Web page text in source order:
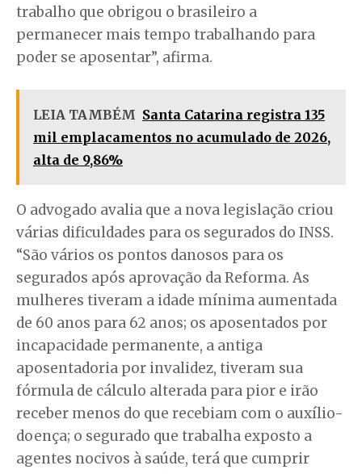
trabalho que obrigou o brasileiro a
permanecer mais tempo trabalhando para
poder se aposentar”, afirma.
LEIA TAMBÉM Santa Catarina registra 135
mil emplacamentos no acumulado de 2026,
alta de 9,86%
O advogado avalia que a nova legislação criou
várias dificuldades para os segurados do INSS.
“São vários os pontos danosos para os
segurados após aprovação da Reforma. As
mulheres tiveram a idade mínima aumentada
de 60 anos para 62 anos; os aposentados por
incapacidade permanente, a antiga
aposentadoria por invalidez, tiveram sua
fórmula de cálculo alterada para pior e irão
receber menos do que recebiam com o auxílio-
doença; o segurado que trabalha exposto a
agentes nocivos à saúde, terá que cumprir